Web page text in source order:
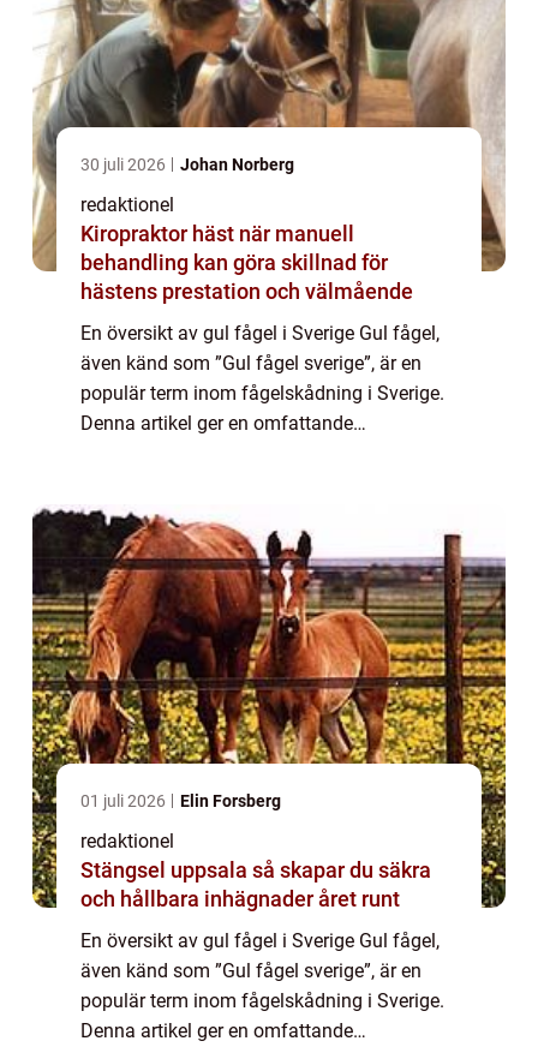
30 juli 2026 Johan Norberg
redaktionel
Kiropraktor häst när manuell
behandling kan göra skillnad för
hästens prestation och välmående
En översikt av gul fågel i Sverige Gul fågel,
även känd som ”Gul fågel sverige”, är en
populär term inom fågelskådning i Sverige.
Denna artikel ger en omfattande
01 juli 2026 Elin Forsberg
redaktionel
Stängsel uppsala så skapar du säkra
och hållbara inhägnader året runt
En översikt av gul fågel i Sverige Gul fågel,
även känd som ”Gul fågel sverige”, är en
populär term inom fågelskådning i Sverige.
Denna artikel ger en omfattande